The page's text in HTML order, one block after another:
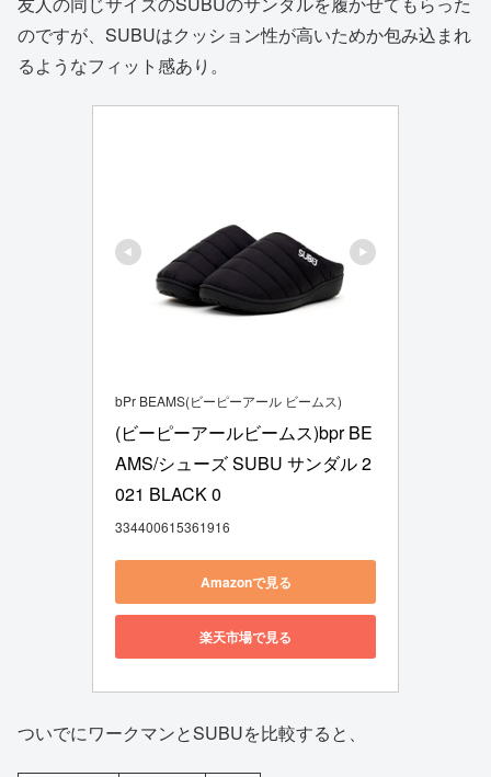
のですが、SUBUはクッション性が高いためか包み込まれ
るようなフィット感あり。
bPr BEAMS(ビーピーアール ビームス)
(ビーピーアールビームス)bpr BE
AMS/シューズ SUBU サンダル 2
021 BLACK 0
334400615361916
Amazonで見る
楽天市場で見る
ついでにワークマンとSUBUを比較すると、